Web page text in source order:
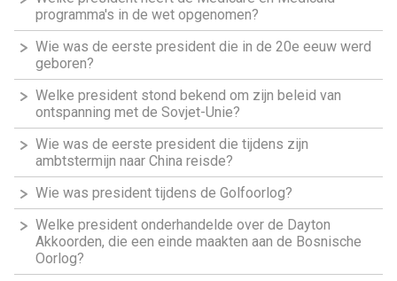
programma's in de wet opgenomen?
Wie was de eerste president die in de 20e eeuw werd
geboren?
Welke president stond bekend om zijn beleid van
ontspanning met de Sovjet-Unie?
Wie was de eerste president die tijdens zijn
ambtstermijn naar China reisde?
Wie was president tijdens de Golfoorlog?
Welke president onderhandelde over de Dayton
Akkoorden, die een einde maakten aan de Bosnische
Oorlog?